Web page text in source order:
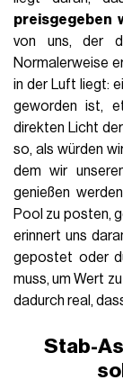
preisgegeben
von uns, der
Normalerweise
in der Luft liegt:
geworden ist,
direkten Licht
so, als würden
dem wir
genießen
Pool zu posten,
erinnert uns
gepostet oder
muss, um Wert
dadurch real,
Stab-